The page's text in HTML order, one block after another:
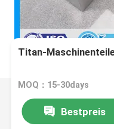
Titan-
MOQ：15-30days
Bestpreis